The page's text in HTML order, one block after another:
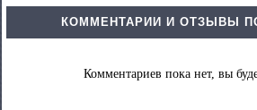
КОММЕНТАРИИ И ОТЗЫВЫ
Комментариев пока нет, вы